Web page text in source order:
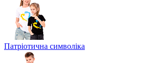
Патріотична символіка